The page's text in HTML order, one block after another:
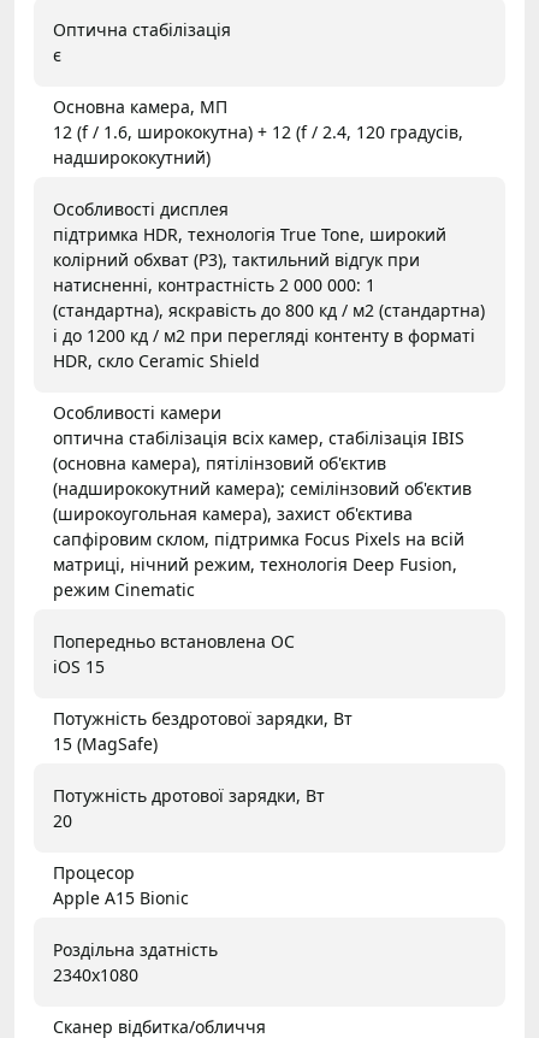
Оптична стабілізація
є
Основна камера, МП
12 (f / 1.6, ширококутна) + 12 (f / 2.4, 120 градусів,
надширококутний)
Особливості дисплея
підтримка HDR, технологія True Tone, широкий
колірний обхват (P3), тактильний відгук при
натисненні, контрастність 2 000 000: 1
(стандартна), яскравість до 800 кд / м2 (стандартна)
і до 1200 кд / м2 при перегляді контенту в форматі
HDR, скло Ceramic Shield
Особливості камери
оптична стабілізація всіх камер, стабілізація IBIS
(основна камера), пятілінзовий об'єктив
(надширококутний камера); семілінзовий об'єктив
(широкоугольная камера), захист об'єктива
сапфіровим склом, підтримка Focus Pixels на всій
матриці, нічний режим, технологія Deep Fusion,
режим Cinematic
Попередньо встановлена ОС
iOS 15
Потужність бездротової зарядки, Вт
15 (MagSafe)
Потужність дротової зарядки, Вт
20
Процесор
Apple A15 Bionic
Роздільна здатність
2340x1080
Сканер відбитка/обличчя